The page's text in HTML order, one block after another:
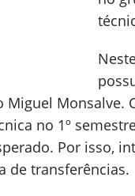
Monsalve.
no 1º
Por isso,
de transferências.